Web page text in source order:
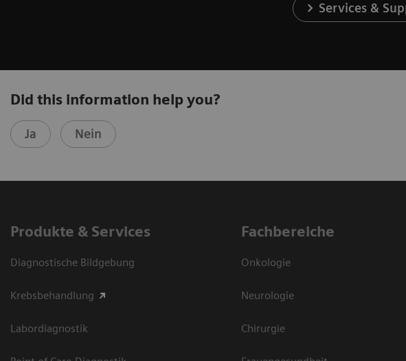
Services &
Did this information help you?
Ja Nein
Produkte & Services
Diagnostische Bildgebung
Krebsbehandlung
Labordiagnostik
Fachbereiche
Onkologie
Neurologie
Chirurgie